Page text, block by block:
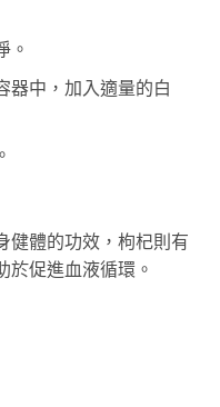
。
器中，加入適量的白
健體的功效，枸杞則有
於促進血液循環。